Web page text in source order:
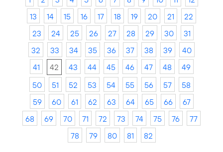
13
14 15 16 17 18 19 20 21
22
23
24 25 26 27 28 29 30
31
32
33 34 35 36 37 38 39
40
41
42 43 44 45 46 47 48
49
50
51 52 53 54 55 56 57
58
59
60 61 62 63 64 65 66
67
68
69 70 71 72 73 74 75 76
77
78
79 80 81 82